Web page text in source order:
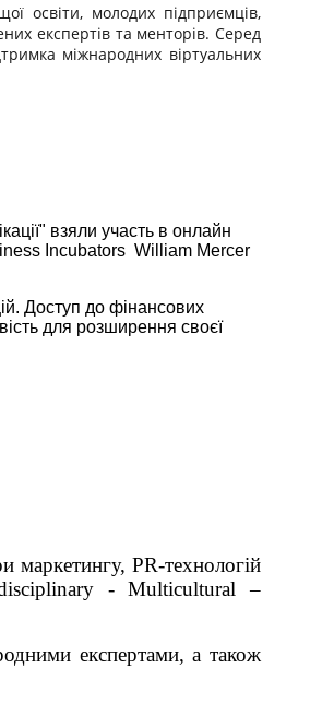
освіти, молодих підприємців,
експертів та менторів. Серед
міжнародних віртуальних
взяли участь в онлайн
Incubators William Mercer
Доступ до фінансових
для розширення своєї
маркетингу, PR-технологій
- Multicultural –
експертами, а також